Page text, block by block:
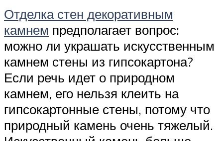
Отделка стен декоративным
камнем предполагает вопрос:
можно ли украшать искусственным
камнем стены из гипсокартона?
Если речь идет о природном
камнем, его нельзя клеить на
гипсокартонные стены, потому что
природный камень очень тяжелый.